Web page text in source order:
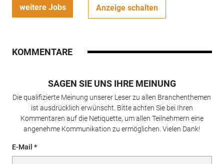
weitere Jobs Anzeige schalten
KOMMENTARE
SAGEN SIE UNS IHRE MEINUNG
Die qualifizierte Meinung unserer Leser zu allen Branchenthemen
ist ausdrücklich erwünscht. Bitte achten Sie bei Ihren
Kommentaren auf die Netiquette, um allen Teilnehmern eine
angenehme Kommunikation zu ermöglichen. Vielen Dank!
E-Mail